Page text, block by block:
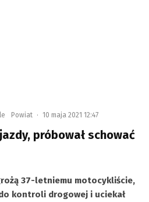
Powiat · 10 maja 2021 12:47
próbował schować
37-letniemu motocykliście,
kontroli drogowej i uciekał